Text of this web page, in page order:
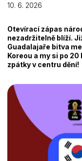
10. 6. 2026
Otevírací zápas
nezadržitelně blíží.
Guadalajaře bitva
Koreou a my si po
zpátky v centru dění!